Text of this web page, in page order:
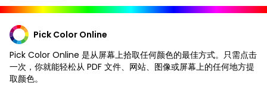
Pick Color Online
Pick Color Online 是从屏幕上拾取任何颜色的最佳方式。只需点击
一次，你就能轻松从 PDF 文件、网站、图像或屏幕上的任何地方提
取颜色。